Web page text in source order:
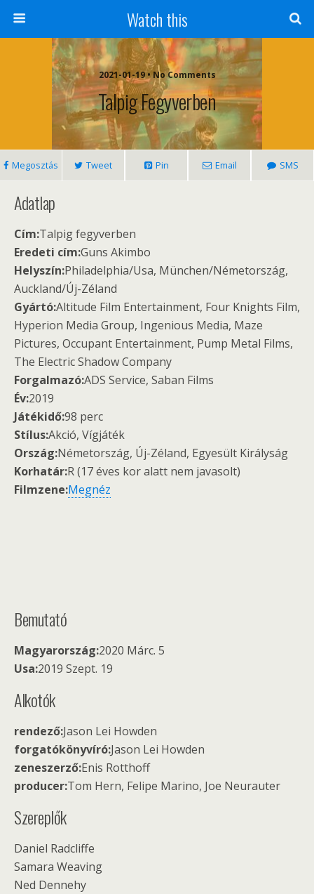
Watch this
2021-01-19 • No Comments
Talpig Fegyverben
Megosztás Tweet Pin Email SMS
Adatlap
Cím:Talpig fegyverben
Eredeti cím:Guns Akimbo
Helyszín:Philadelphia/Usa, München/Németország,
Auckland/Új-Zéland
Gyártó:Altitude Film Entertainment, Four Knights Film,
Hyperion Media Group, Ingenious Media, Maze
Pictures, Occupant Entertainment, Pump Metal Films,
The Electric Shadow Company
Forgalmazó:ADS Service, Saban Films
Év:2019
Játékidő:98 perc
Stílus:Akció, Vígjáték
Ország:Németország, Új-Zéland, Egyesült Királyság
Korhatár:R (17 éves kor alatt nem javasolt)
Filmzene:Megnéz
Bemutató
Magyarország:2020 Márc. 5
Usa:2019 Szept. 19
Alkotók
rendező:Jason Lei Howden
forgatókönyvíró:Jason Lei Howden
zeneszerző:Enis Rotthoff
producer:Tom Hern, Felipe Marino, Joe Neurauter
Szereplők
Daniel Radcliffe
Samara Weaving
Ned Dennehy